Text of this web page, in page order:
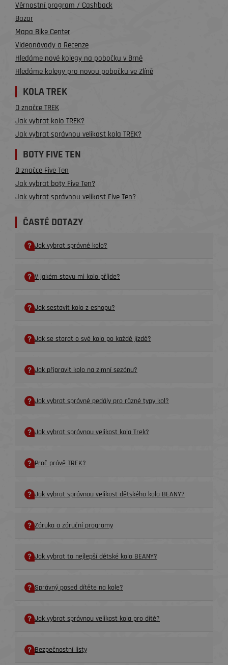
Věrnostní program / Cashback
Bazar
Mapa Bike Center
Videonávody a Recenze
Hledáme nové kolegy na pobočku v Brně
Hledáme kolegy pro novou pobočku ve Zlíně
KOLA TREK
O značce TREK
Jak vybrat kolo TREK?
Jak vybrat správnou velikost kola TREK?
BOTY FIVE TEN
O značce Five Ten
Jak vybrat boty Five Ten?
Jak vybrat správnou velikost Five Ten?
ČASTÉ DOTAZY
Jak vybrat správné kolo?
V jakém stavu mi kolo příjde?
Jak sestavit kolo z eshopu?
Jak se starat o své kolo po každé jízdě?
Jak připravit kolo na zimní sezónu?
Jak vybrat správné pedály pro různé typy kol?
Jak vybrat správnou velikost kola Trek?
Proč právě TREK?
Jak vybrat správnou velikost dětského kola BEANY?
Záruka a záruční programy
Jak vybrat to nejlepší dětské kolo BEANY?
Správný posed dítěte na kole?
Jak vybrat správnou velikost kola pro dítě?
Bezpečnostní listy